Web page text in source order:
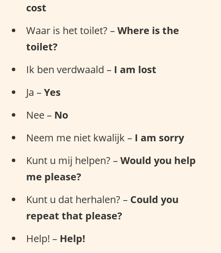
cost
Waar is het toilet? –Where is the
toilet?
Ik ben verdwaald – I am lost
Ja –Yes
Nee – No
Neem me niet kwalijk – I am sorry
Kunt u mij helpen? –Would you help
me please?
Kunt u dat herhalen? – Could you
repeat that please?
Help! – Help!